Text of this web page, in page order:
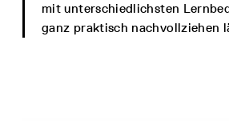
mit unterschiedlichsten
ganz praktisch nachvollziehen